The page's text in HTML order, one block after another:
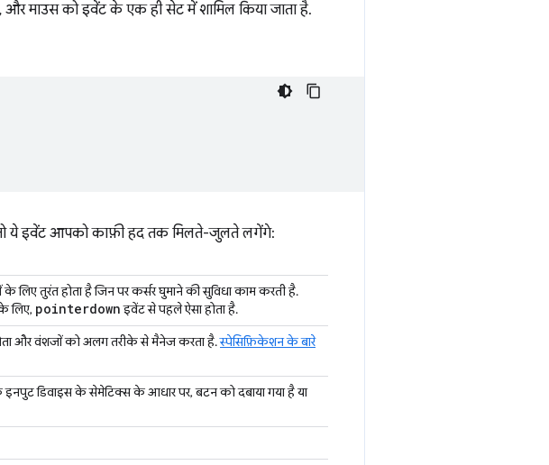
माउस को इवेंट के एक ही सेट में शामिल किया जाता है.
तो ये इवेंट आपको काफ़ी हद तक मिलते-जुलते लगेंगे:
लिए तुरंत होता है जिन पर कर्सर घुमाने की सुविधा काम करती है.
लिए, pointerdownइवेंट से पहले ऐसा होता है.
और वंशजों को अलग तरीके से मैनेज करता है.स्पेसिफ़िकेशन के बारे
इनपुट डिवाइस के सेमेटिक्स के आधार पर, बटन को दबाया गया है या